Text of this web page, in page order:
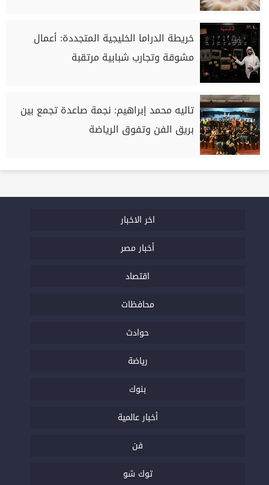
خريطة الدراما الخليجية المتجددة: أعمال
مشوقة وتجارب شبابية مرتقبة
تاليه محمد إبراهيم: نجمة صاعدة تجمع بين
بريق الفن وتفوق الرياضة
اخر الاخبار
أخبار مصر
اقتصاد
محافظات
حوادث
رياضة
بنوك
أخبار عالمية
فن
توك شو